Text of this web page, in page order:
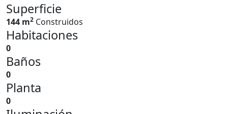
Superficie
144 m2 Construidos
Habitaciones
0
Baños
0
Planta
0